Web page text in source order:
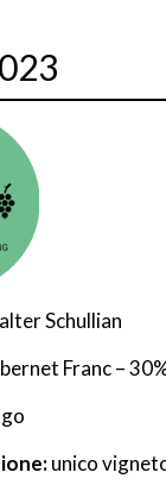
Schullian
Franc –
unico